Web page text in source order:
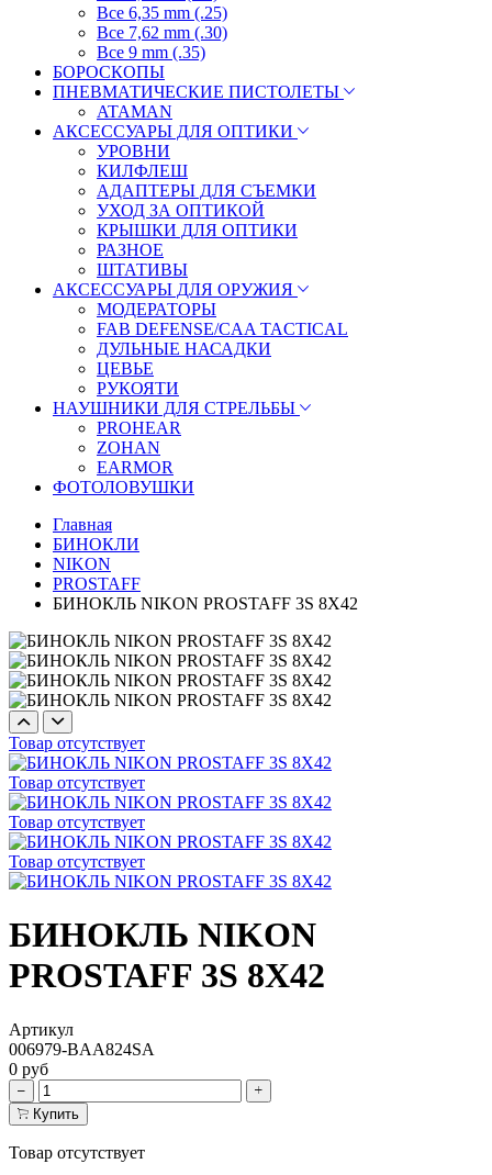
Все 6,35 mm (.25)
Все 7,62 mm (.30)
Все 9 mm (.35)
БОРОСКОПЫ
ПНЕВМАТИЧЕСКИЕ ПИСТОЛЕТЫ
ATAMAN
АКСЕССУАРЫ ДЛЯ ОПТИКИ
УРОВНИ
КИЛФЛЕШ
АДАПТЕРЫ ДЛЯ СЪЕМКИ
УХОД ЗА ОПТИКОЙ
КРЫШКИ ДЛЯ ОПТИКИ
РАЗНОЕ
ШТАТИВЫ
АКСЕССУАРЫ ДЛЯ ОРУЖИЯ
МОДЕРАТОРЫ
FAB DEFENSE/CAA TACTICAL
ДУЛЬНЫЕ НАСАДКИ
ЦЕВЬЕ
РУКОЯТИ
НАУШНИКИ ДЛЯ СТРЕЛЬБЫ
PROHEAR
ZOHAN
EARMOR
ФОТОЛОВУШКИ
Главная
БИНОКЛИ
NIKON
PROSTAFF
БИНОКЛЬ NIKON PROSTAFF 3S 8X42
Товар отсутствует
Товар отсутствует
Товар отсутствует
Товар отсутствует
БИНОКЛЬ NIKON
PROSTAFF 3S 8X42
Артикул
006979-BAA824SA
0 руб
Купить
Товар отсутствует